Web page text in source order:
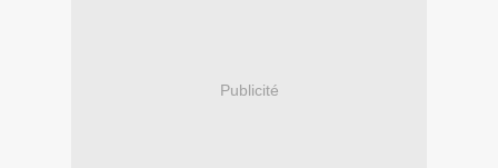
Publicité